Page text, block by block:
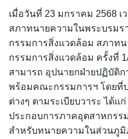
เมื่อวันที่ 23 มกราคม 2568
สภาทนายความในพระบรม
กรรมการสิ่งแวดล้อม สภาท
กรรมการสิ่งแวดล้อม ครั้งที่
สามารถ อุปนายกฝ่ายปฏิบัติก
พร้อมคณะกรรมการฯ โดยที่
ต่างๆ ตามระเบียบวาระ ได้
ประกอบการภาคอุตสาหกรร
สำหรับทนายความในส่วนภู